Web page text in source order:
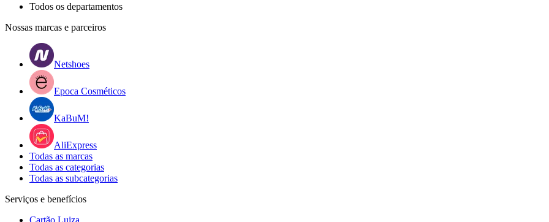
Todos os departamentos
Nossas marcas e parceiros
Netshoes
Epoca Cosméticos
KaBuM!
AliExpress
Todas as marcas
Todas as categorias
Todas as subcategorias
Serviços e benefícios
Cartão Luiza